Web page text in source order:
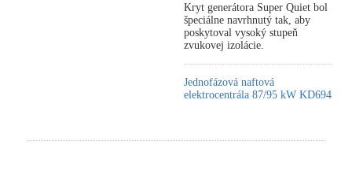
Kryt generátora Super Quiet bol
špeciálne navrhnutý tak, aby
poskytoval vysoký stupeň
zvukovej izolácie.
Jednofázová naftová
elektrocentrála 87/95 kW KD694